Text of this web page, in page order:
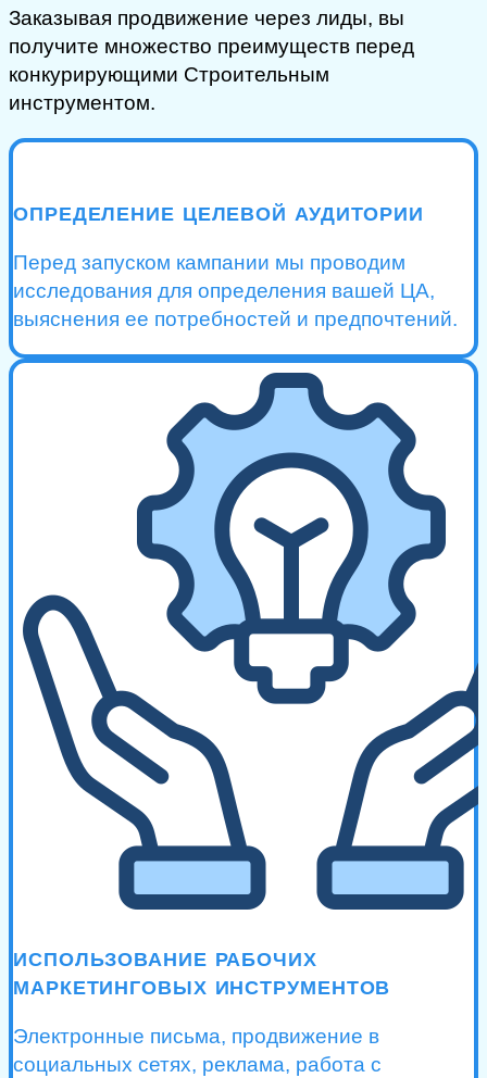
Заказывая продвижение через лиды, вы
получите множество преимуществ перед
конкурирующими Строительным
инструментом.
ОПРЕДЕЛЕНИЕ ЦЕЛЕВОЙ АУДИТОРИИ
Перед запуском кампании мы проводим
исследования для определения вашей ЦА,
выяснения ее потребностей и предпочтений.
ИСПОЛЬЗОВАНИЕ РАБОЧИХ
МАРКЕТИНГОВЫХ ИНСТРУМЕНТОВ
Электронные письма, продвижение в
социальных сетях, реклама, работа с